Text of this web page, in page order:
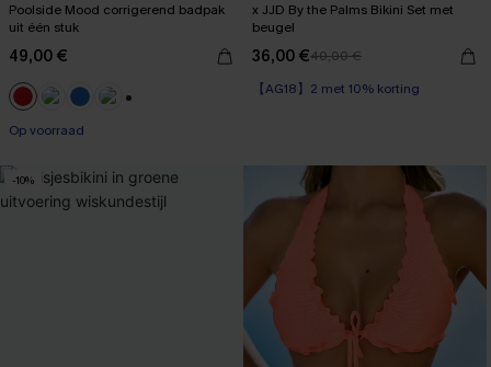
Poolside Mood corrigerend badpak
uit één stuk
49,00 €
Op voorraad
x JJD By the Palms Bikini Set met
beugel
36,00 €40,00 €
【AG18】2 met 10% korting
Op voorraad
-10%